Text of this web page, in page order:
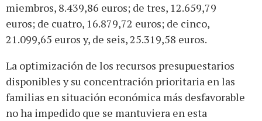
miembros, 8.439,86 euros; de tres, 12.659,79
euros; de cuatro, 16.879,72 euros; de cinco,
21.099,65 euros y, de seis, 25.319,58 euros.
La optimización de los recursos presupuestarios
disponibles y su concentración prioritaria en las
familias en situación económica más desfavorable
no ha impedido que se mantuviera en esta